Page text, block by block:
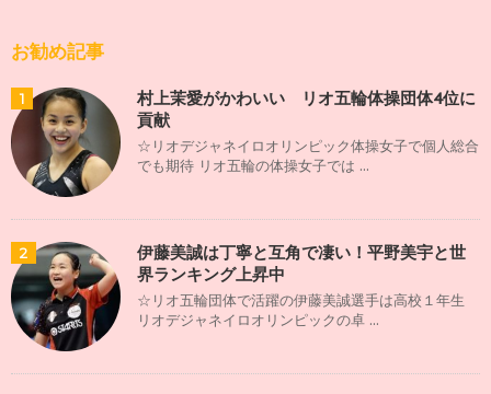
お勧め記事
1
村上茉愛がかわいい リオ五輪体操団体4位に
貢献
☆リオデジャネイロオリンピック体操女子で個人総合
でも期待 リオ五輪の体操女子では ...
2
伊藤美誠は丁寧と互角で凄い！平野美宇と世
界ランキング上昇中
☆リオ五輪団体で活躍の伊藤美誠選手は高校１年生
リオデジャネイロオリンピックの卓 ...